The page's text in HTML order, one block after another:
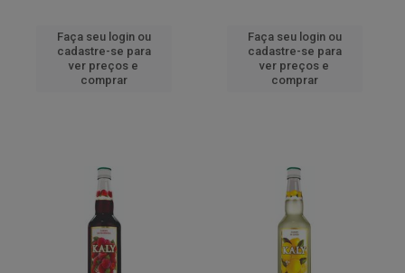
Faça seu login ou
cadastre-se para
ver preços e
comprar
Faça seu login ou
cadastre-se para
ver preços e
comprar